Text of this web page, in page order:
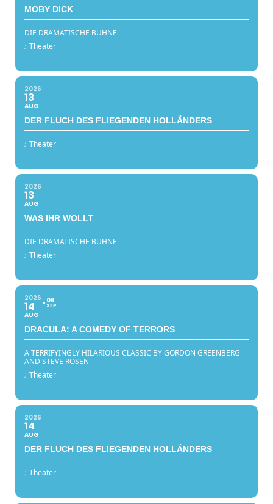
MOBY DICK
DIE DRAMATISCHE BÜHNE
: Theater
2026
13
AUG
DER FLUCH DES FLIEGENDEN HOLLÄNDERS
: Theater
2026
13
AUG
WAS IHR WOLLT
DIE DRAMATISCHE BÜHNE
: Theater
2026
14
AUG
06
SEP
DRACULA: A COMEDY OF TERRORS
A TERRIFYINGLY HILARIOUS CLASSIC BY GORDON GREENBERG
AND STEVE ROSEN
: Theater
2026
14
AUG
DER FLUCH DES FLIEGENDEN HOLLÄNDERS
: Theater